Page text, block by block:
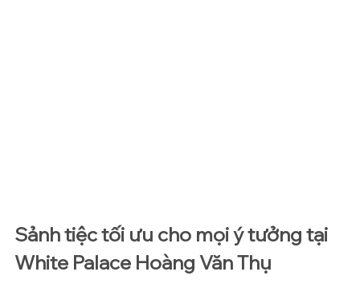
Sảnh tiệc tối ưu cho mọi ý tưởng tại
White Palace Hoàng Văn Thụ